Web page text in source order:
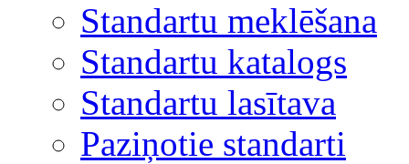
Standartu meklēšana
Standartu katalogs
Standartu lasītava
Paziņotie standarti